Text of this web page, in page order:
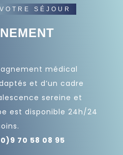
SÉJOUR
médical
et d’un cadre
sereine et
est disponible 24h/24
70 58 08 95